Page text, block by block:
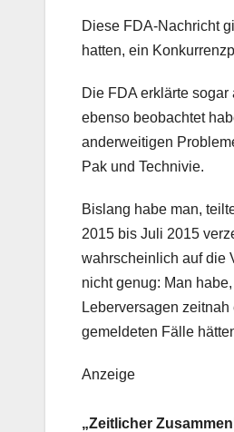
Diese FDA-Nachricht
hatten, ein
Die FDA erklärte
ebenso beobachtet
anderweitigen
Pak und Technivie.
Bislang habe man,
2015 bis Juli 2015
wahrscheinlich auf die
nicht genug: Man
Leberversagen
gemeldeten Fälle
Anzeige
„Zeitlicher